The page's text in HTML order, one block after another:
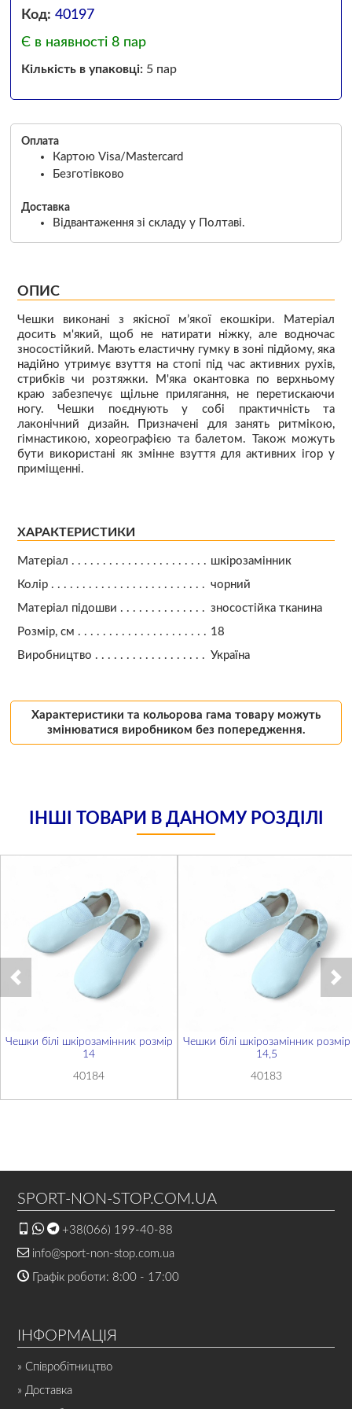
Код: 40197
Є в наявності 8 пар
Кількість в упаковці:5 пар
Оплата
Картою Visa/Mastercard
Безготівково
Доставка
Відвантаження зі складу у Полтаві.
ОПИС
Чешки виконані з якісної м’якої екошкіри. Матеріал
досить м'який, щоб не натирати ніжку, але водночас
зносостійкий. Мають еластичну гумку в зоні підйому, яка
надійно утримує взуття на стопі під час активних рухів,
стрибків чи розтяжки. М'яка окантовка по верхньому
краю забезпечує щільне прилягання, не перетискаючи
ногу. Чешки поєднують у собі практичність та
лаконічний дизайн. Призначені для занять ритмікою,
гімнастикою, хореографією та балетом. Також можуть
бути використані як змінне взуття для активних ігор у
приміщенні.
ХАРАКТЕРИСТИКИ
Матеріал
шкірозамінник
Колір
чорний
Матеріал підошви
зносостійка тканина
Розмір, см
18
Виробництво
Україна
Характеристики та кольорова гама товару можуть
змінюватися виробником без попередження.
ІНШІ ТОВАРИ В ДАНОМУ РОЗДІЛІ
Чешки білі шкірозамінник розмір
14
40184
Чешки білі шкірозамінник розмір
14,5
40183
SPORT-NON-STOP.COM.UA
+38(066) 199-40-88
info@sport-non-stop.com.ua
Графік роботи: 8:00 - 17:00
ІНФОРМАЦІЯ
» Співробітництво
» Доставка